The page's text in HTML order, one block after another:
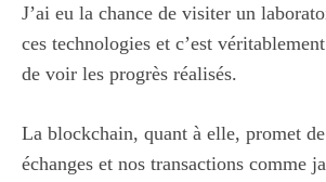
J’ai eu la chance de visiter un
ces technologies et c’est
de voir les progrès réalisés.
La blockchain, quant à elle, promet
échanges et nos transactions comme